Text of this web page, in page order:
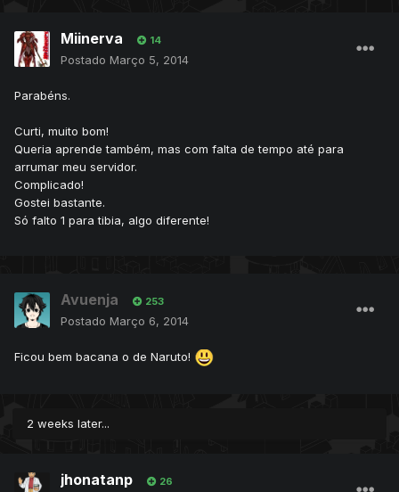
Miinerva 14
Postado Março 5, 2014
Parabéns.
Curti, muito bom!
Queria aprende também, mas com falta de tempo até para
arrumar meu servidor.
Complicado!
Gostei bastante.
Só falto 1 para tibia, algo diferente!
Avuenja 253
Postado Março 6, 2014
Ficou bem bacana o de Naruto!
2 weeks later...
jhonatanp 26